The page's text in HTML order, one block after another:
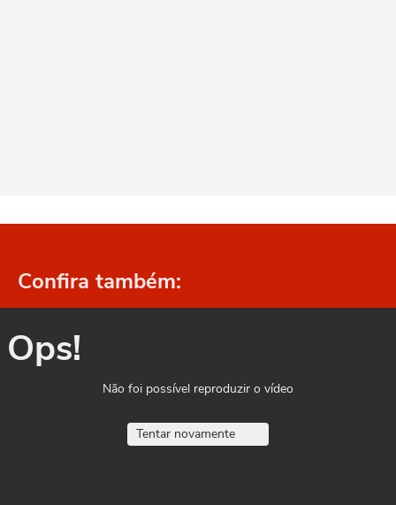
Confira também:
Ops!
Não foi possível reproduzir o vídeo
Tentar novamente